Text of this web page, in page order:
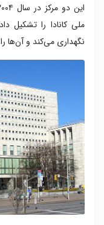
ملی کانادا را تشکیل
نگهداری می‌کند و آن‌ها